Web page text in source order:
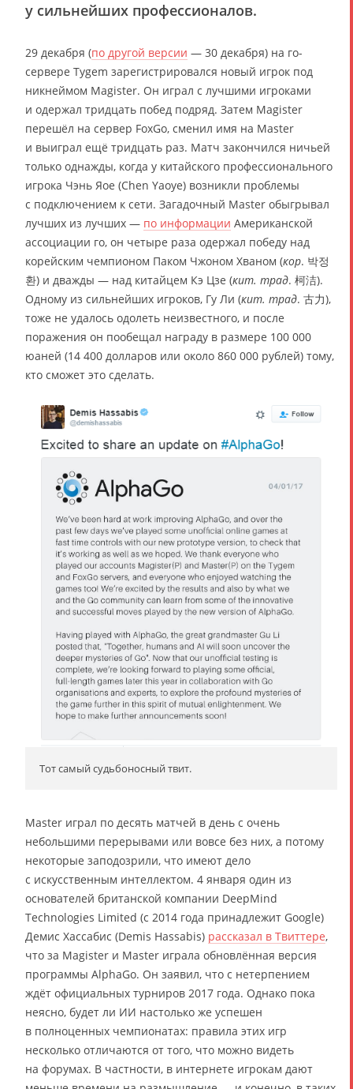
у сильнейших профессионалов.
29 декабря (по другой версии — 30 декабря) на го-
сервере Tygem зарегистрировался новый игрок под
никнеймом Magister. Он играл с лучшими игроками
и одержал тридцать побед подряд. Затем Magister
перешёл на сервер FoxGo, сменил имя на Master
и выиграл ещё тридцать раз. Матч закончился ничьей
только однажды, когда у китайского профессионального
игрока Чэнь Яое (Chen Yaoye) возникли проблемы
с подключением к сети. Загадочный Master обыгрывал
лучших из лучших — по информации Американской
ассоциации го, он четыре раза одержал победу над
корейским чемпионом Паком Чжоном Хваном (кор. 박정
환) и дважды — над китайцем Кэ Цзе (кит. трад. 柯洁).
Одному из сильнейших игроков, Гу Ли (кит. трад. 古力),
тоже не удалось одолеть неизвестного, и после
поражения он пообещал награду в размере 100 000
юаней (14 400 долларов или около 860 000 рублей) тому,
кто сможет это сделать.
Тот самый судьбоносный твит.
Master играл по десять матчей в день с очень
небольшими перерывами или вовсе без них, а потому
некоторые заподозрили, что имеют дело
с искусственным интеллектом. 4 января один из
основателей британской компании DeepMind
Technologies Limited (с 2014 года принадлежит Google)
Демис Хассабис (Demis Hassabis) рассказал в Твиттере,
что за Magister и Master играла обновлённая версия
программы AlphaGo. Он заявил, что с нетерпением
ждёт официальных турниров 2017 года. Однако пока
неясно, будет ли ИИ настолько же успешен
в полноценных чемпионатах: правила этих игр
несколько отличаются от того, что можно видеть
на форумах. В частности, в интернете игрокам дают